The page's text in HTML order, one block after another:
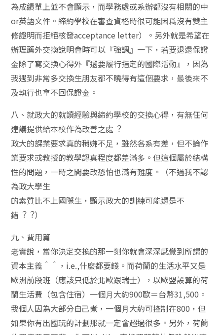
為成績單上並不會顯⽰，⽽學務處或系辦都沒有相關的中
or英語⽂件。締約學校在審查資格時很可能因爲沒有雙主
修證明⽽拒絕核發acceptance letter）。另外就是希望在
辦理薦外交換說明會時可以『強調』⼀下，若要退還保證
⾦除了寫交換⼼得外『還要履⾏指定的國際活動』，因為
我遇到非常多交換⽣朋友都不曉得有這個要求，最後來不
及執⾏也拿不回保證⾦。
八、就政⼤的就讀經驗與締約學校的交換⼼得，有無任何
建議提供給本校作為改善之處︖
政⼤的課業要求真的稍嫌不⾜，雖然各系有差，但不論作
業要求或教授的教學認真程度都差滿多。但這個屬於結構
性的問題，⼀時之間要改恐怕也滿有難度。（不過我不認
為政⼤學⽣
的素質比不上國際⽣，顯⽰政⼤的訓練可能還是不
錯︖︖）
九、費⽤篇
⽼實說，當你決定交換的那⼀刻你就會深深感覺到所謂的
資本主義＾＾，i.e.,什麼都要錢。⽽荷蘭的⽣活⽔平又是
歐洲前段班（應該只低於北歐跟瑞⼠），以歐盟設算的荷
蘭⽣活費（包含住宿）⼀個⽉⼤約900歐＝台幣31,500。
我個⼈因為⼤部分⾃⼰煮，⼀個⽉⼤約可控制在800，但
如果你有出國玩的計劃那就⼀定會超過很多。另外，荷蘭